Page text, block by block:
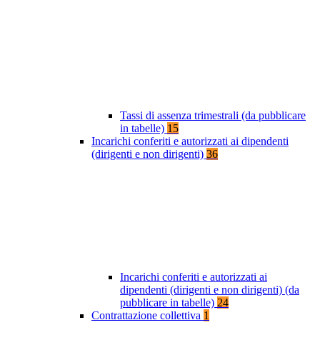
Tassi di assenza trimestrali (da pubblicare
in tabelle) 15
Incarichi conferiti e autorizzati ai dipendenti
(dirigenti e non dirigenti) 36
Incarichi conferiti e autorizzati ai
dipendenti (dirigenti e non dirigenti) (da
pubblicare in tabelle) 24
Contrattazione collettiva 1